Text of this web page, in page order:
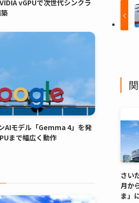
さい
月か
ま」
vGPUで次世代シンクラ
AIモデル「Gemma 4」を発
まで幅広く動作